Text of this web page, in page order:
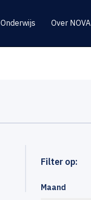
Onderwijs Over NOVA
Filter op:
Maand